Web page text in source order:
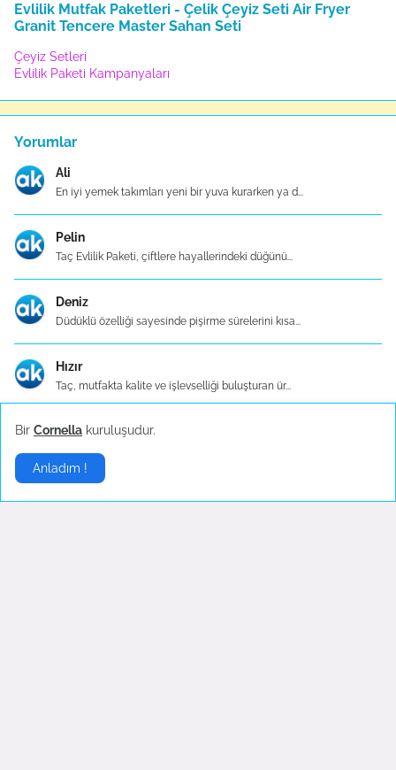
Evlilik Mutfak Paketleri - Çelik Çeyiz Seti Air Fryer
Granit Tencere Master Sahan Seti
Çeyiz Setleri
Evlilik Paketi Kampanyaları
Yorumlar
Ali
En iyi yemek takımları yeni bir yuva kurarken ya d...
Pelin
Taç Evlilik Paketi, çiftlere hayallerindeki düğünü...
Deniz
Düdüklü özelliği sayesinde pişirme sürelerini kısa...
Hızır
Taç, mutfakta kalite ve işlevselliği buluşturan ür...
Hayri
Taç çeyiz setleri, evlenmeye hazırlanan çiftler iç...
Bir Cornella kuruluşudur.
Anladım !